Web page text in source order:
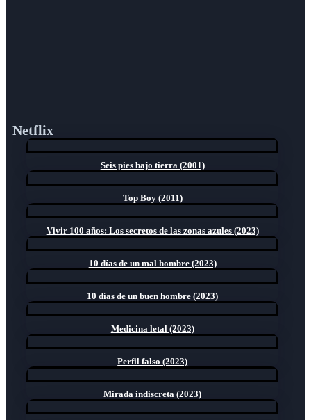
Netflix
Seis pies bajo tierra (2001)
Top Boy (2011)
Vivir 100 años: Los secretos de las zonas azules (2023)
10 días de un mal hombre (2023)
10 días de un buen hombre (2023)
Medicina letal (2023)
Perfil falso (2023)
Mirada indiscreta (2023)